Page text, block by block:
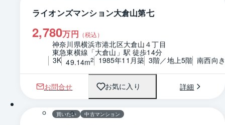
ライオンズマンション大倉山第七
2,780万円 （税込）
神奈川県横浜市港北区大倉山４丁目
東急東横線「大倉山」駅 徒歩14分
3K 49.14m2 1985年11月築 3階／地上5階 南西向き
お問合せ お気に入り 詳細
1 / 0 間取り
買いたい 中古マンション